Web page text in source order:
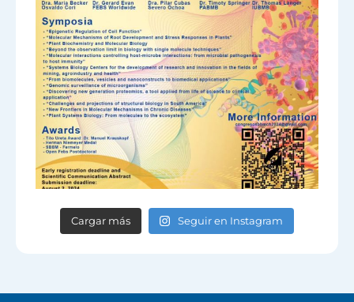
Cargar más Seguir en Instagram